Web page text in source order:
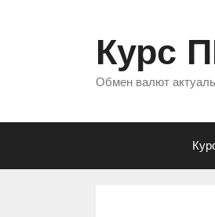
Курс
Обмен валют